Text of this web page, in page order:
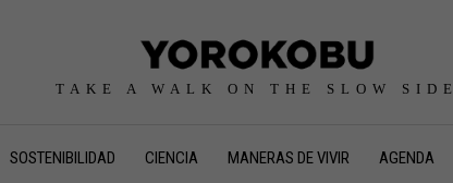
TAKE A WALK ON THE SLOW SIDE
SOSTENIBILIDAD CIENCIA MANERAS DE VIVIR AGENDA